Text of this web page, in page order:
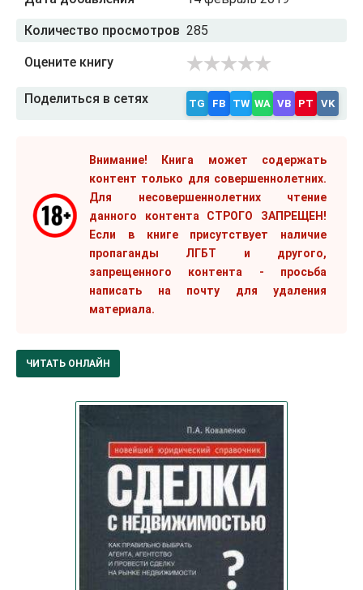
Количество просмотров 285
Оцените книгу
Поделиться в сетях TG FB TW WA VB PT VK
Внимание! Книга может содержать
контент только для совершеннолетних.
Для несовершеннолетних чтение
данного контента СТРОГО ЗАПРЕЩЕН!
Если в книге присутствует наличие
пропаганды ЛГБТ и другого,
запрещенного контента - просьба
написать на почту для удаления
материала.
ЧИТАТЬ ОНЛАЙН